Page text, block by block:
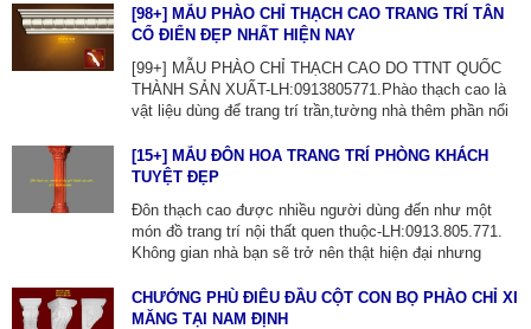
được tư vấn và báo giá chi tiết. Giá thi công trần thạch
cao phụ thuộc vào loại trần (chìm hay nổi), tính năng
(chịu ẩm, chống cháy) và loại khung xương sử dụng.
[98+] MẪU PHÀO CHỈ THẠCH CAO TRANG TRÍ TÂN
CỔ ĐIỂN ĐẸP NHẤT HIỆN NAY
[99+] MẪU PHÀO CHỈ THẠCH CAO DO TTNT QUỐC
THÀNH SẢN XUẤT-LH:0913805771.Phào thạch cao là
vật liệu dùng để trang trí trần,tường nhà thêm phần nổi
trường hiện nay có nhiều mẫu phào chỉ đẹp với hoa văn
khác nhau,chi tiết sẽ phụ thuộc vào nhiều yếu tố như
[15+] MẪU ĐÔN HOA TRANG TRÍ PHÒNG KHÁCH
TUYỆT ĐẸP
Đôn thạch cao được nhiều người dùng đến như một
món đồ trang trí nội thất quen thuộc-LH:0913.805.771.
Không gian nhà bạn sẽ trở nên thật hiện đại nhưng
bằng thạch cao đơn giản trong phòng khách.
CHƯỚNG PHÙ ĐIÊU ĐẦU CỘT CON BỌ PHÀO CHỈ XI
MĂNG TẠI NAM ĐỊNH